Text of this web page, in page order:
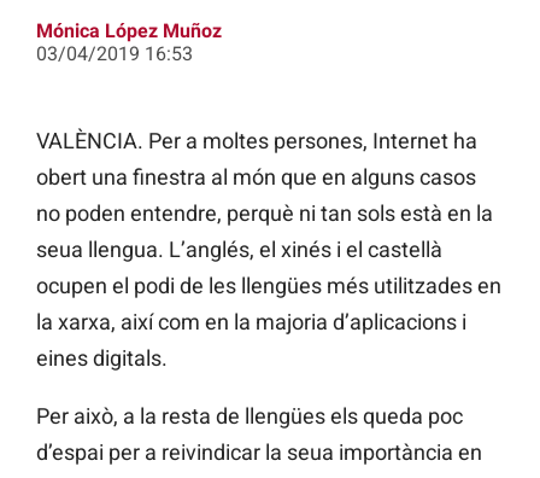
Mónica López Muñoz
03/04/2019 16:53
VALÈNCIA. Per a moltes persones, Internet ha
obert una finestra al món que en alguns casos
no poden entendre, perquè ni tan sols està en la
seua llengua. L’anglés, el xinés i el castellà
ocupen el podi de les llengües més utilitzades en
la xarxa, així com en la majoria d’aplicacions i
eines digitals.
Per això, a la resta de llengües els queda poc
d’espai per a reivindicar la seua importància en